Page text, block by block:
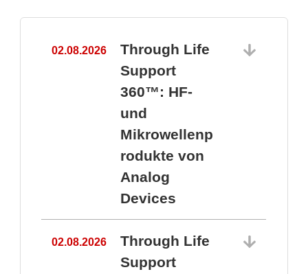
02.08.2026
Through Life
Support
360™: HF-
und
Mikrowellenp
rodukte von
Analog
Devices
02.08.2026
Through Life
Support